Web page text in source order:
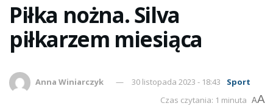
Piłka nożna. Silva
piłkarzem miesiąca
Anna Winiarczyk 30 listopada 2023 - 18:43
Sport
Czas czytania: 1 minuta AA